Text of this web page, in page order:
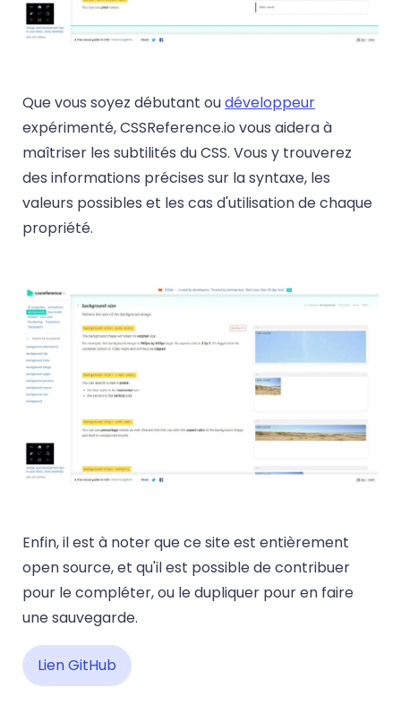
Que vous soyez débutant oudéveloppeur
expérimenté, CSSReference.io vous aidera à
maîtriser les subtilités du CSS. Vous y trouverez
des informations précises sur la syntaxe, les
valeurs possibles et les cas d'utilisation de chaque
propriété.
Enfin, il est à noter que ce site est entièrement
open source, et qu'il est possible de contribuer
pour le compléter, ou le dupliquer pour en faire
une sauvegarde.
Lien GitHub